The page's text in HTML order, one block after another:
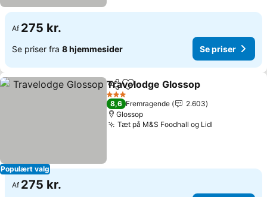
Af 275 kr.
Se priser fra 8 hjemmesider Se priser
Populært valg
Del Føj til favoritter
Travelodge Glossop
3 Stjerner
8,6 Fremragende
2.603
Glossop
Tæt på M&S Foodhall og Lidl
Af 275 kr.